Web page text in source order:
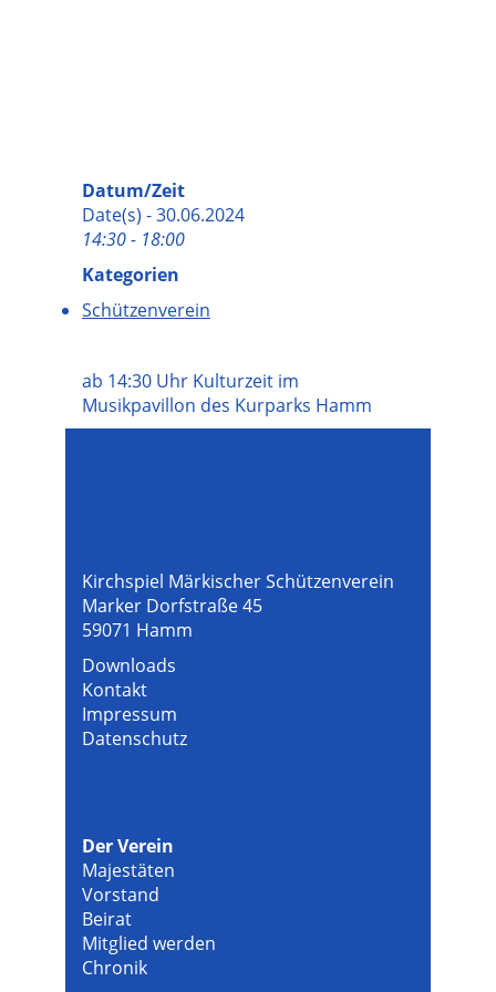
Datum/Zeit
Date(s) - 30.06.2024
14:30 - 18:00
Kategorien
Schützenverein
ab 14:30 Uhr Kulturzeit im
Musikpavillon des Kurparks Hamm
Kirchspiel Märkischer Schützenverein
Marker Dorfstraße 45
59071 Hamm
Downloads
Kontakt
Impressum
Datenschutz
Der Verein
Majestäten
Vorstand
Beirat
Mitglied werden
Chronik